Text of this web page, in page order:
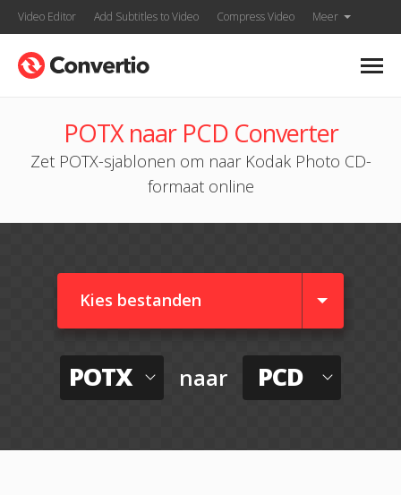
Video Editor Add Subtitles to Video Compress Video Meer
POTX naar PCD Converter
Zet POTX-sjablonen om naar Kodak Photo CD-
formaat online
Kies bestanden
POTX naar PCD